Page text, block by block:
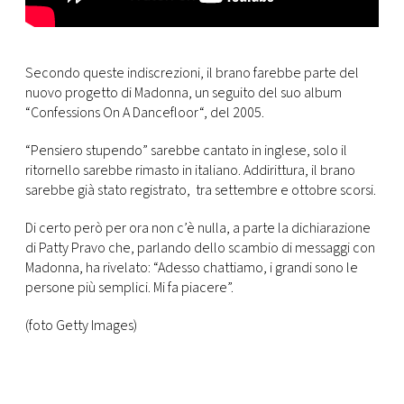
Secondo queste indiscrezioni, il brano farebbe parte del
nuovo progetto di Madonna, un seguito del suo album
“Confessions On A Dancefloor“, del 2005.
“Pensiero stupendo” sarebbe cantato in inglese, solo il
ritornello sarebbe rimasto in italiano. Addirittura, il brano
sarebbe già stato registrato, tra settembre e ottobre scorsi.
Di certo però per ora non c’è nulla, a parte la dichiarazione
di Patty Pravo che, parlando dello scambio di messaggi con
Madonna, ha rivelato: “Adesso chattiamo, i grandi sono le
persone più semplici. Mi fa piacere”.
(foto Getty Images)